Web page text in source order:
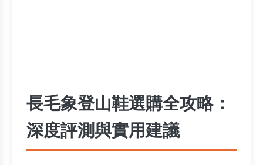
長毛象登山鞋選購全攻略：
深度評測與實用建議